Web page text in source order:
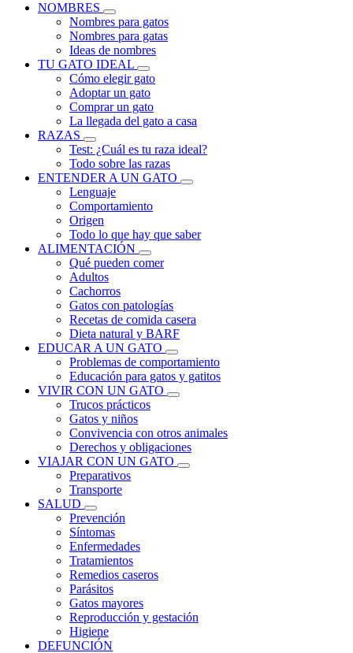
NOMBRES
Nombres para gatos
Nombres para gatas
Ideas de nombres
TU GATO IDEAL
Cómo elegir gato
Adoptar un gato
Comprar un gato
La llegada del gato a casa
RAZAS
Test: ¿Cuál es tu raza ideal?
Todo sobre las razas
ENTENDER A UN GATO
Lenguaje
Comportamiento
Origen
Todo lo que hay que saber
ALIMENTACIÓN
Qué pueden comer
Adultos
Cachorros
Gatos con patologías
Recetas de comida casera
Dieta natural y BARF
EDUCAR A UN GATO
Problemas de comportamiento
Educación para gatos y gatitos
VIVIR CON UN GATO
Trucos prácticos
Gatos y niños
Convivencia con otros animales
Derechos y obligaciones
VIAJAR CON UN GATO
Preparativos
Transporte
SALUD
Prevención
Síntomas
Enfermedades
Tratamientos
Remedios caseros
Parásitos
Gatos mayores
Reproducción y gestación
Higiene
DEFUNCIÓN